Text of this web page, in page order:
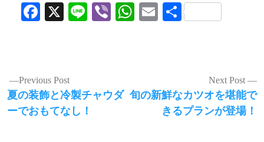
Facebook
X LineViberWhatsApp
Email
共
投
稿
Previous Post
Previous
post:
夏の装飾と冷製チャウダ
ーでおもてなし！
Next Post
Next
旬の新鮮なカツオを堪能で
きるプランが登場！